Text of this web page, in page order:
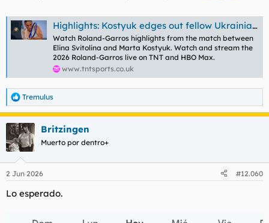
Highlights: Kostyuk edges out fellow Ukrainian Svitolina to reach semi-finals
Watch Roland-Garros highlights from the match between
Elina Svitolina and Marta Kostyuk. Watch and stream the
2026 Roland-Garros live on TNT and HBO Max.
www.tntsports.co.uk
R
e
a
c
c
i
e
:
Tremulus
Britzingen
Muerto por dentro+
2 Jun 2026 #12.060
Lo esperado.